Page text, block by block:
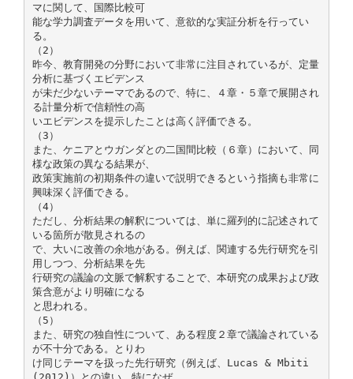
マに関して、国際比較可
能な学力調査データを用いて、意欲的な実証分析を行ってい
る。
（2）
昨今、教育開発の分野において非常に注目されているが、定量
分析に基づくエビデンス
が未だ少ないテーマであるので、特に、４章・５章で展開され
る計量分析で信頼性の高
いエビデンスを提示したことは高く評価できる。
（3）
また、ケニアとウガンダとの二国間比較（６章）において、同
様な政策の異なる結果が、
政策実施前の初期条件の違いで説明できるという指摘も非常に
興味深く評価できる。
（4）
ただし、分析結果の解釈については、単に羅列的に記述されて
いる箇所が散見されるの
で、大いに改善の余地がある。例えば、関連する先行研究を引
用しつつ、分析結果を先
行研究の議論の文脈で解釈することで、本研究の成果および政
策含意がより明確になる
と思われる。
（5）
また、研究の独自性について、ある程度２章で議論されている
が不十分である。とりわ
け同じテーマを扱った先行研究（例えば、Lucas & Mbiti
(2012)）との違い、特になぜ